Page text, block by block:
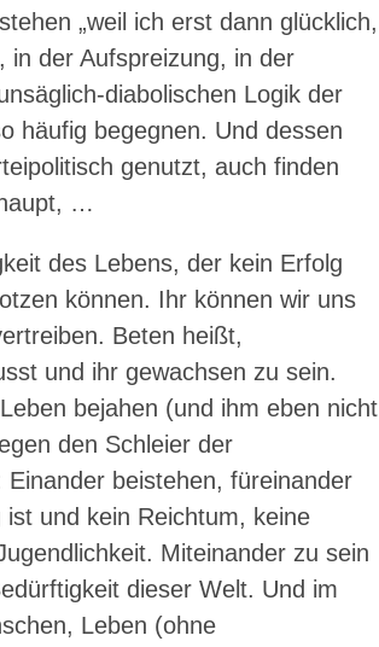
„weil ich erst dann glücklich,
in der Aufspreizung, in der
diabolischen Logik der
häufig begegnen. Und dessen
genutzt, auch finden
…
des Lebens, der kein Erfolg
können. Ihr können wir uns
Beten heißt,
und ihr gewachsen zu sein.
bejahen (und ihm eben nicht
den Schleier der
beistehen, füreinander
und kein Reichtum, keine
Miteinander zu sein
dieser Welt. Und im
Leben (ohne